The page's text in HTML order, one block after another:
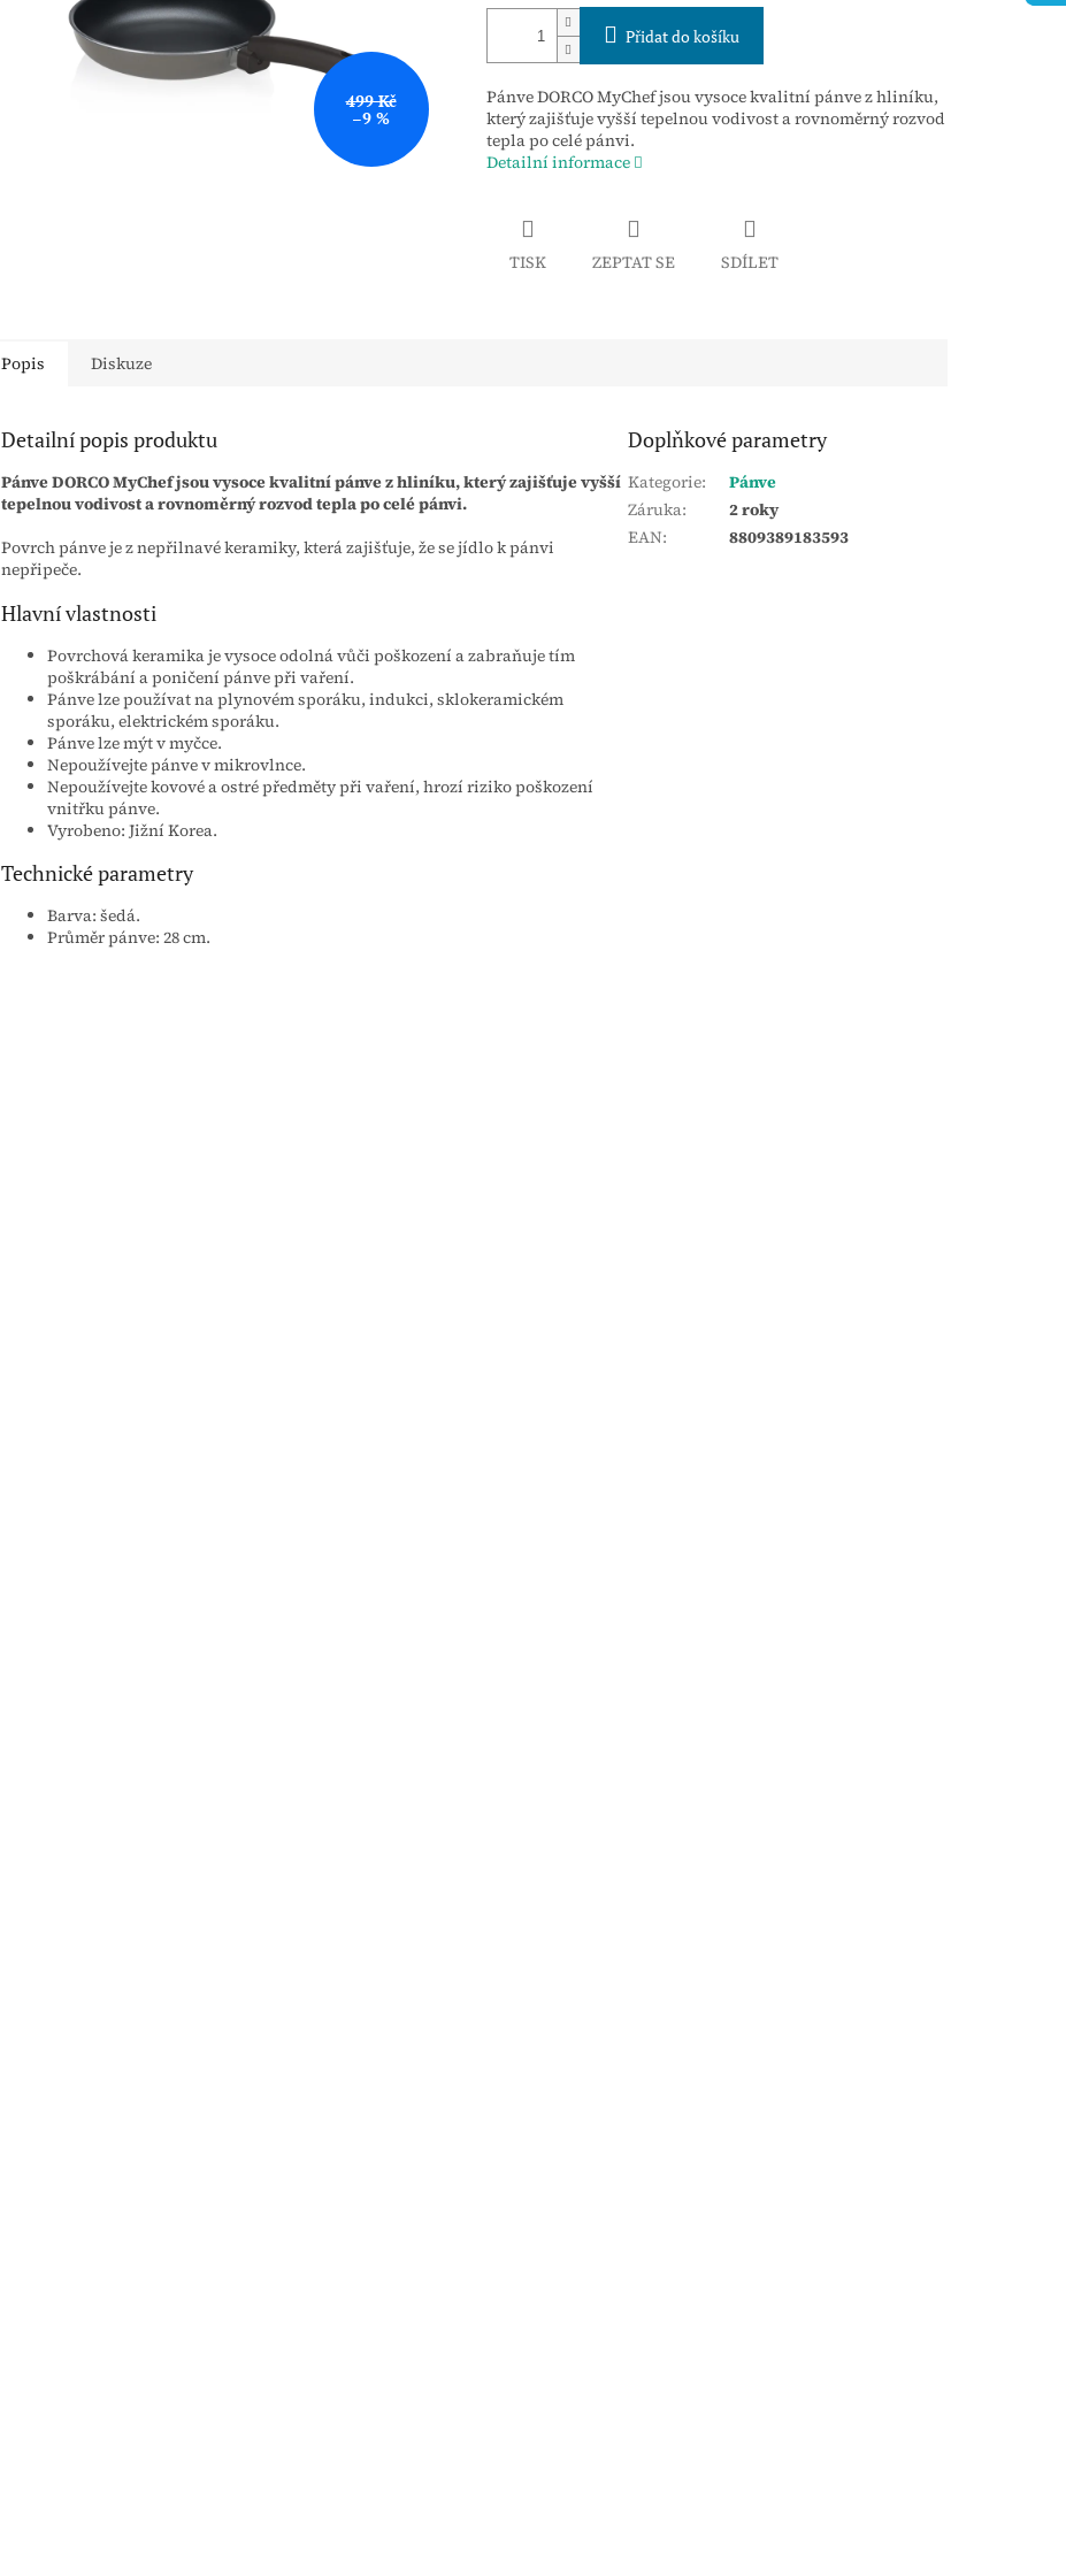
499 Kč
–9 %
Přidat do košíku
Pánve DORCO MyChef jsou vysoce kvalitní pánve z hliníku,
který zajišťuje vyšší tepelnou vodivost a rovnoměrný rozvod
tepla po celé pánvi.
Detailní informace
TISK ZEPTAT SE SDÍLET
Popis Diskuze
Detailní popis produktu
Pánve DORCO MyChef jsou vysoce kvalitní pánve z hliníku, který zajišťuje vyšší
tepelnou vodivost a rovnoměrný rozvod tepla po celé pánvi.
Povrch pánve je z nepřilnavé keramiky, která zajišťuje, že se jídlo k pánvi
nepřipeče.
Hlavní vlastnosti
Povrchová keramika je vysoce odolná vůči poškození a zabraňuje tím
poškrábání a poničení pánve při vaření.
Pánve lze používat na plynovém sporáku, indukci, sklokeramickém
sporáku, elektrickém sporáku.
Pánve lze mýt v myčce.
Nepoužívejte pánve v mikrovlnce.
Nepoužívejte kovové a ostré předměty při vaření, hrozí riziko poškození
vnitřku pánve.
Vyrobeno: Jižní Korea.
Technické parametry
Barva: šedá.
Průměr pánve: 28 cm.
Doplňkové parametry
Kategorie:
Pánve
Záruka:
2 roky
EAN: 8809389183593